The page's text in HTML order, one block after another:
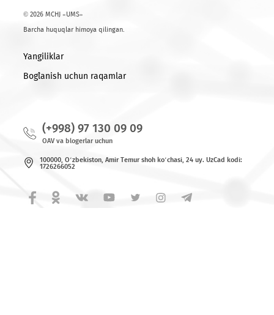
etiladi. Buning uchun Mobiuz mobil operatori barcha
harakatlarni amalga oshiradi.
Ro'yxatga qaytish
© 2026 MCHJ «UMS»